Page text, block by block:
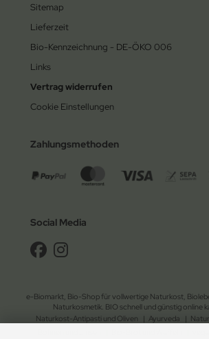
Sitemap
Lieferzeit
Bio-Kennzeichnung - DE-ÖKO 006
Links
Vertrag widerrufen
Cookie Einstellungen
Zahlungsmethoden
Social Media
e-Biomarkt, Bio-Shop für vollwertige Naturkost,
Naturkosmetik. BIO schnell und günstig online
Naturkost-Antipasti und Oliven
| Ayurveda |